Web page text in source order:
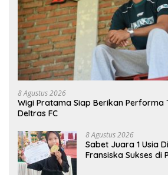
8 Agustus 2026
Wigi Pratama Siap Berikan Performa
Deltras FC
8 Agustus 2026
Sabet Juara 1 Usia
Fransiska Sukses di